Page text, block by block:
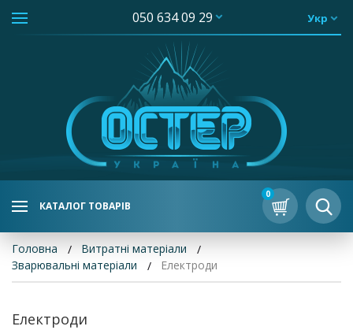
050 634 09 29 Укр
КАТАЛОГ ТОВАРІВ
0
Головна
Витратні матеріали
Зварювальні матеріали
Електроди
Електроди